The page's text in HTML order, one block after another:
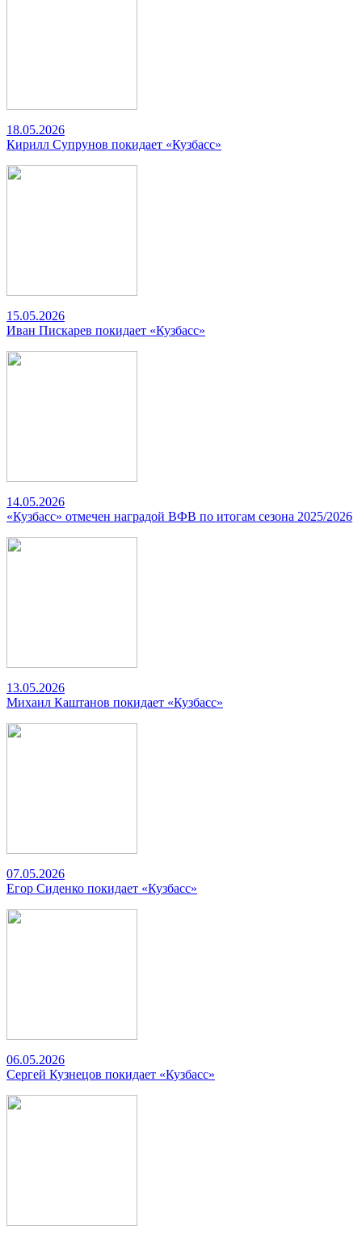
18.05.2026
Кирилл Супрунов покидает «Кузбасс»
15.05.2026
Иван Пискарев покидает «Кузбасс»
14.05.2026
«Кузбасс» отмечен наградой ВФВ по итогам сезона 2025/2026
13.05.2026
Михаил Каштанов покидает «Кузбасс»
07.05.2026
Егор Сиденко покидает «Кузбасс»
06.05.2026
Сергей Кузнецов покидает «Кузбасс»